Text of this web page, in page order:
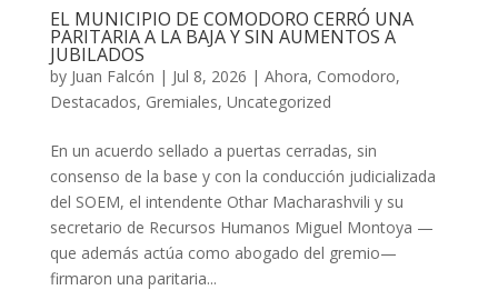
EL MUNICIPIO DE COMODORO CERRÓ UNA
PARITARIA A LA BAJA Y SIN AUMENTOS A
JUBILADOS
by Juan Falcón | Jul 8, 2026 | Ahora, Comodoro,
Destacados, Gremiales, Uncategorized
En un acuerdo sellado a puertas cerradas, sin
consenso de la base y con la conducción judicializada
del SOEM, el intendente Othar Macharashvili y su
secretario de Recursos Humanos Miguel Montoya —
que además actúa como abogado del gremio—
firmaron una paritaria...